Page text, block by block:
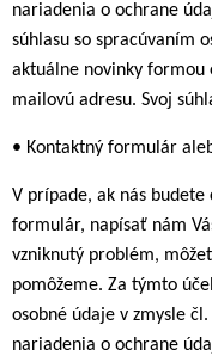
nariadenia o ochrane
súhlasu so spracúvaním
aktuálne novinky formou
mailovú adresu. Svoj
• Kontaktný formulár
V prípade, ak nás
formulár, napísať nám
vzniknutý problém,
pomôžeme. Za týmto
osobné údaje v zmysle
nariadenia o ochrane